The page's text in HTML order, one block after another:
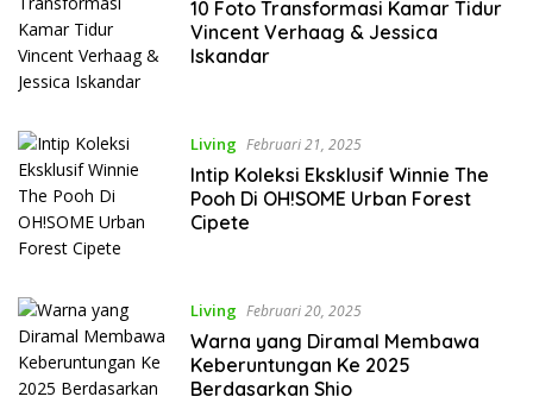
10 Foto Transformasi Kamar Tidur
Vincent Verhaag & Jessica
Iskandar
Living Februari 21, 2025
Intip Koleksi Eksklusif Winnie The
Pooh Di OH!SOME Urban Forest
Cipete
Living Februari 20, 2025
Warna yang Diramal Membawa
Keberuntungan Ke 2025
Berdasarkan Shio